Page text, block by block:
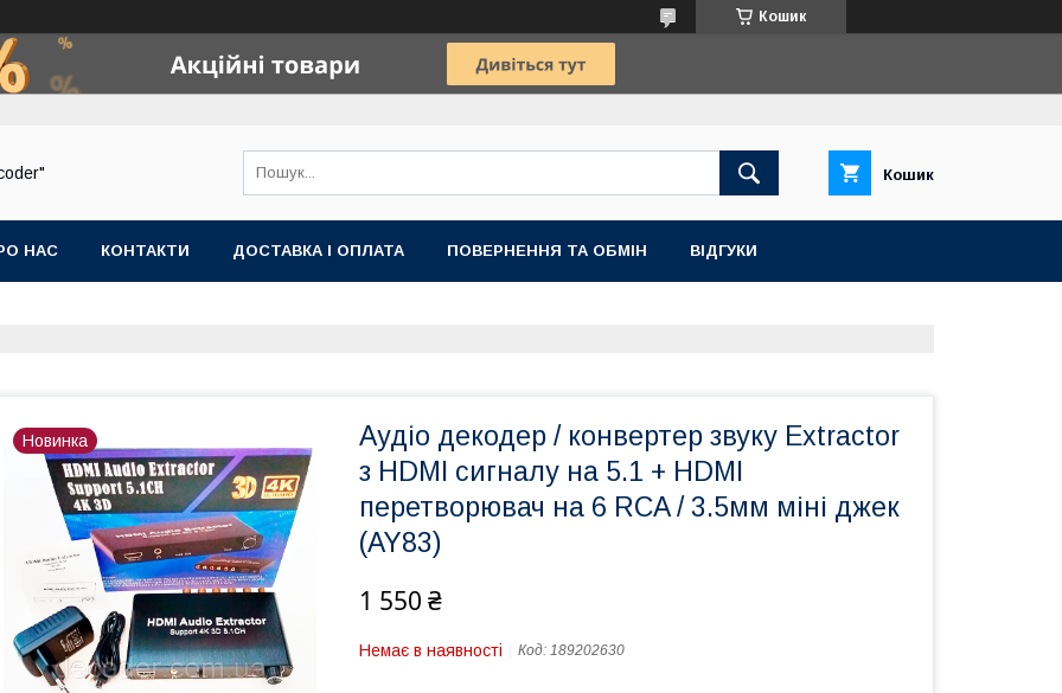
Кошик
Кошик
НАС КОНТАКТИ ДОСТАВКА І ОПЛАТА ПОВЕРНЕННЯ ТА ОБМІН ВІДГУКИ
Новинка
Аудіо декодер / конвертер звуку Extractor
з HDMI сигналу на 5.1 + HDMI
перетворювач на 6 RCA / 3.5мм міні джек
(AY83)
1 550 ₴
Немає в наявності Код: 189202630